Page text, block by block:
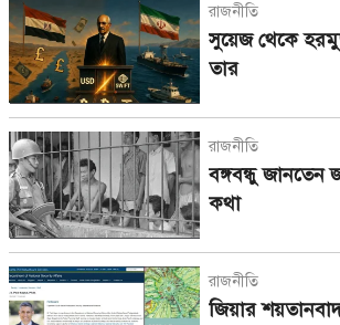
রাজনীতি
সুয়েজ থেকে
তার
রাজনীতি
বঙ্গবন্ধু জানতেন
কথা
রাজনীতি
জিয়ার